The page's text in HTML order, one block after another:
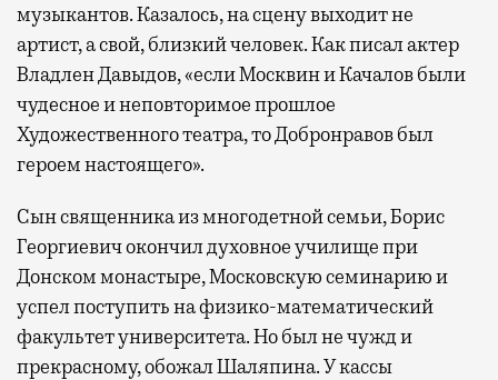
музыкантов. Казалось, на сцену выходит не
артист, а свой, близкий человек. Как писал актер
Владлен Давыдов, «если Москвин и Качалов были
чудесное и неповторимое прошлое
Художественного театра, то Добронравов был
героем настоящего».
Сын священника из многодетной семьи, Борис
Георгиевич окончил духовное училище при
Донском монастыре, Московскую семинарию и
успел поступить на физико-математический
факультет университета. Но был не чужд и
прекрасному, обожал Шаляпина. У кассы